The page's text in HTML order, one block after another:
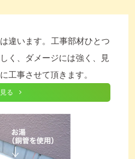
違います。 工事部材ひとつ
く、ダメージには強く、見
工事させて頂きます。
る